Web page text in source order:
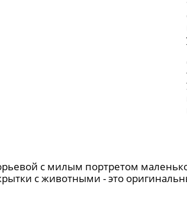
c милым портретом
с животными - это